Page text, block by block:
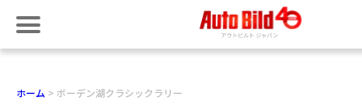
ホーム ボーデン湖クラシックラリー